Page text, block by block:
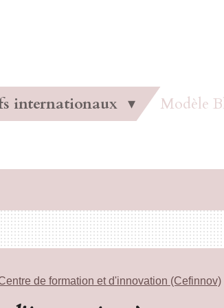
internationaux
Modèle
de formation et d'innovation (Cefinnov)